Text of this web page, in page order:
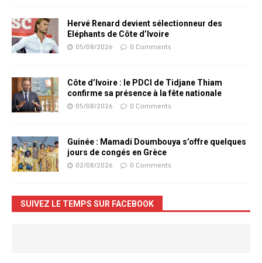
Hervé Renard devient sélectionneur des
Eléphants de Côte d’Ivoire
05/08/2026 0 Comments
Côte d’Ivoire : le PDCI de Tidjane Thiam
confirme sa présence à la fête nationale
05/08/2026 0 Comments
Guinée : Mamadi Doumbouya s’offre quelques
jours de congés en Grèce
02/08/2026 0 Comments
SUIVEZ LE TEMPS SUR FACEBOOK